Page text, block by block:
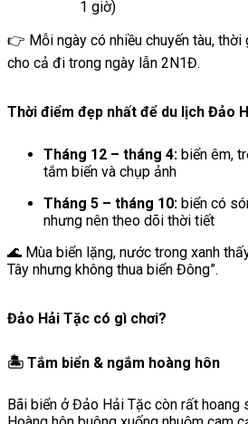
1 giờ)
👉 Mỗi ngày có nhiều chuyến tàu, thời
cho cả đi trong ngày lẫn 2N1Đ.
Thời điểm đẹp nhất để du lịch Đảo
Tháng 12 – tháng 4: biển êm,
tắm biển và chụp ảnh
Tháng 5 – tháng 10: biển có
nhưng nên theo dõi thời tiết
🌊 Mùa biển lặng, nước trong xanh
Tây nhưng không thua biển Đông”.
Đảo Hải Tặc có gì chơi?
🏝 Tắm biển & ngắm hoàng hôn
Bãi biển ở Đảo Hải Tặc còn rất hoang